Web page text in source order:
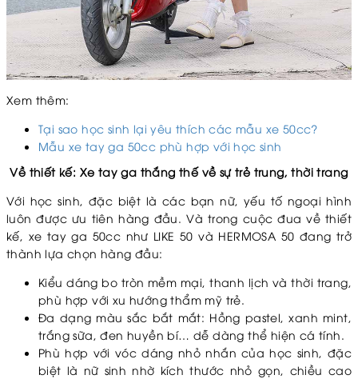
Xem thêm:
Tại sao học sinh lại yêu thích các mẫu xe 50cc?
Mẫu xe tay ga 50cc phù hợp với học sinh
Về thiết kế: Xe tay ga thắng thế về sự trẻ trung, thời trang
Với học sinh, đặc biệt là các bạn nữ, yếu tố ngoại hình
luôn được ưu tiên hàng đầu. Và trong cuộc đua về thiết
kế, xe tay ga 50cc như LIKE 50 và HERMOSA 50 đang trở
thành lựa chọn hàng đầu:
Kiểu dáng bo tròn mềm mại, thanh lịch và thời trang,
phù hợp với xu hướng thẩm mỹ trẻ.
Đa dạng màu sắc bắt mắt: Hồng pastel, xanh mint,
trắng sữa, đen huyền bí… dễ dàng thể hiện cá tính.
Phù hợp với vóc dáng nhỏ nhắn của học sinh, đặc
biệt là nữ sinh nhờ kích thước nhỏ gọn, chiều cao